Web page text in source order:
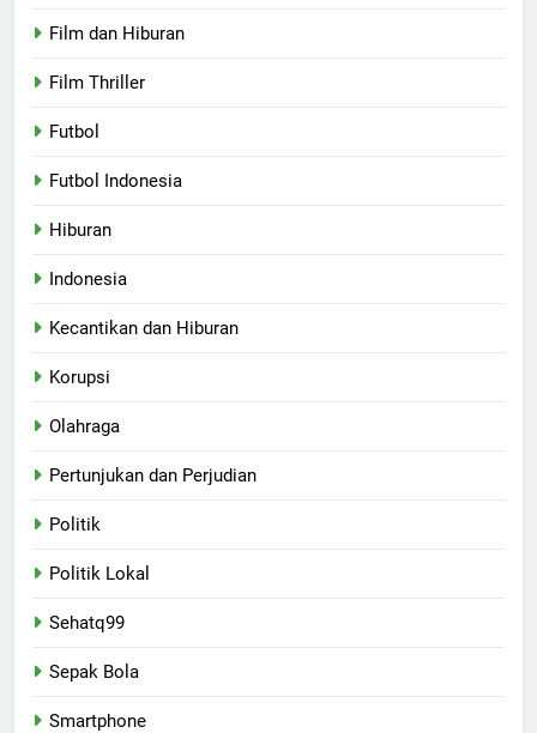
Film dan Hiburan
Film Thriller
Futbol
Futbol Indonesia
Hiburan
Indonesia
Kecantikan dan Hiburan
Korupsi
Olahraga
Pertunjukan dan Perjudian
Politik
Politik Lokal
Sehatq99
Sepak Bola
Smartphone